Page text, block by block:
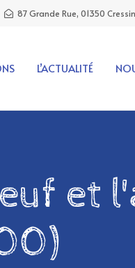
87 Grande Rue, 01350
L’ACTUALITÉ
et